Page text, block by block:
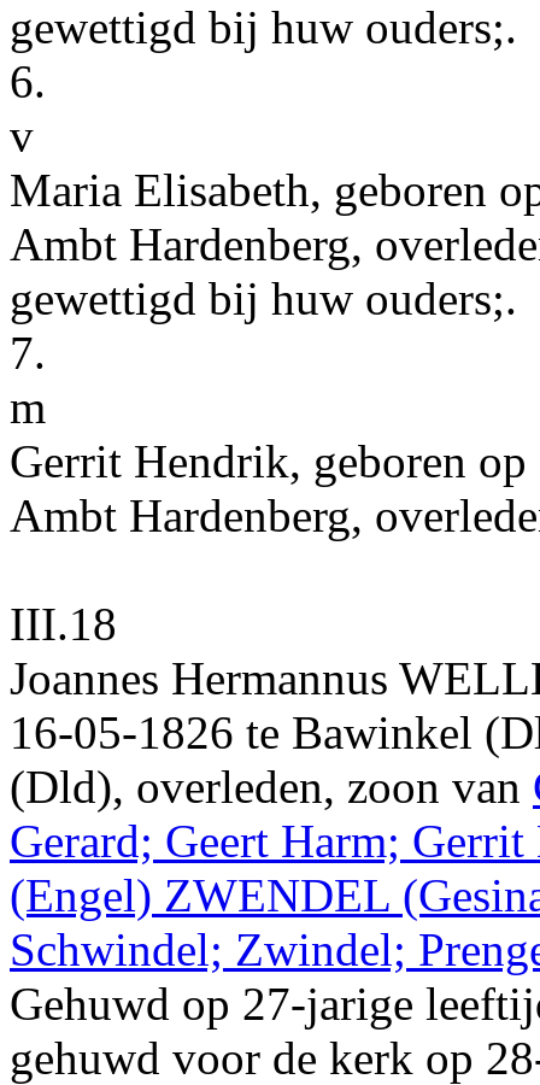
gewettigd bij huw ouders;.
6.
v
Maria Elisabeth, geboren
Ambt Hardenberg,
gewettigd bij huw ouders;.
7.
m
Gerrit Hendrik, geboren op
Ambt Hardenberg,
III.18
Joannes Hermannus
16‑05‑1826 te Bawinkel
(Dld), overleden, zoon van
Gerard; Geert Harm; Gerrit
(Engel) ZWENDEL
Schwindel; Zwindel;
Gehuwd op 27-jarige
gehuwd voor de kerk op